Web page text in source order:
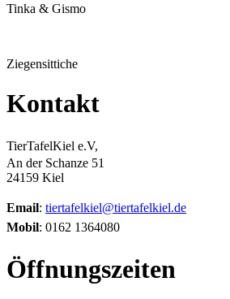
Tinka & Gismo
Ziegensittiche
Kontakt
TierTafelKiel e.V,
An der Schanze 51
24159 Kiel
Email: tiertafelkiel@tiertafelkiel.de
Mobil: 0162 1364080
Öffnungszeiten